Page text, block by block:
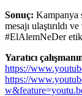
Sonuç: Kampanya
mesajı ulaştırıldı
#ElAlemNeDer
Yaratıcı
https://
https://